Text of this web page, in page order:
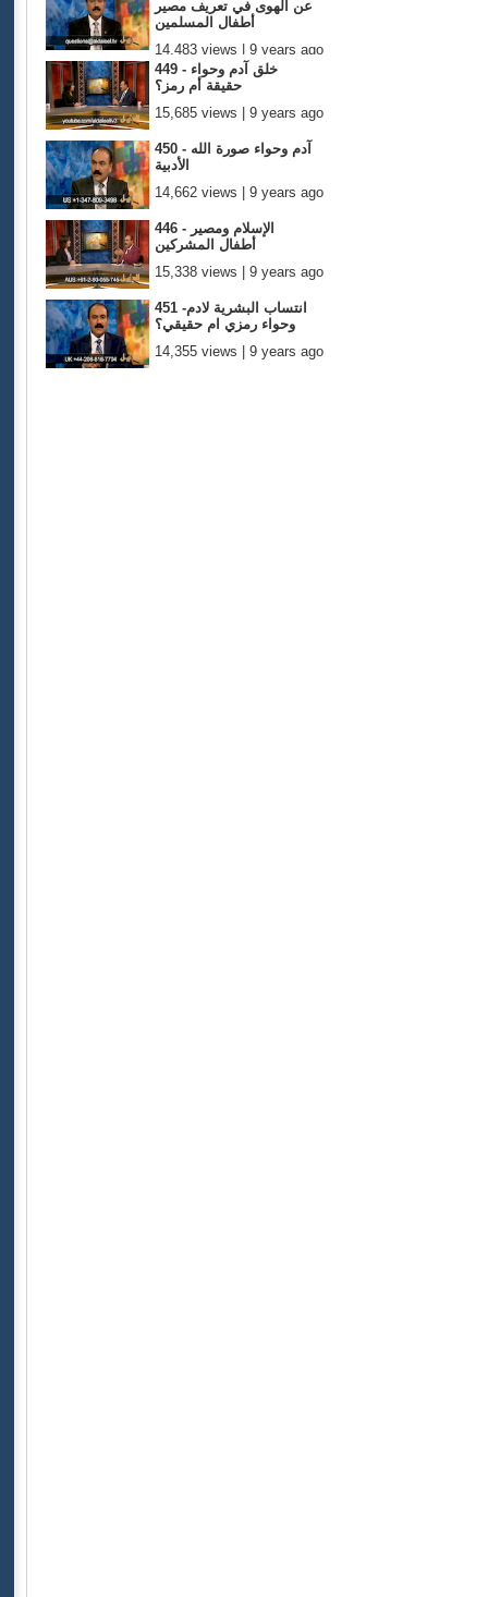
عن الهوى في تعريف مصير
أطفال المسلمين
14,483 views | 9 years ago
449 - خلق آدم وحواء
حقيقة أم رمز؟
15,685 views | 9 years ago
450 - آدم وحواء صورة الله
الأدبية
14,662 views | 9 years ago
446 - الإسلام ومصير
أطفال المشركين
15,338 views | 9 years ago
451 -انتساب البشرية لادم
وحواء رمزي ام حقيقي؟
14,355 views | 9 years ago